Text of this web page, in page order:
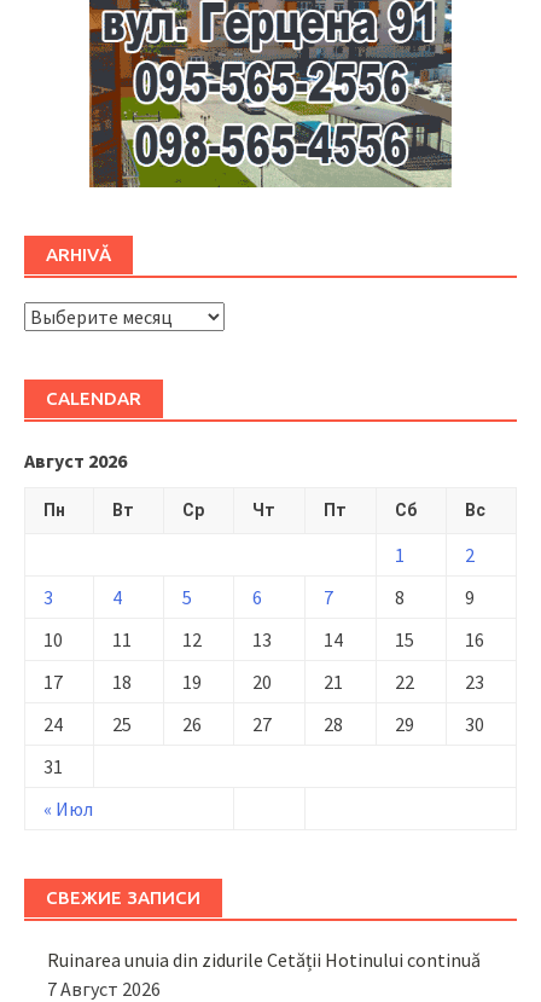
ARHIVĂ
ARHIVĂ
CALENDAR
Август 2026
Пн Вт Ср Чт Пт Сб Вс
« Июл
1
2
3
4 5 6 7 8
9
10
11 12 13 14 15
16
17
18 19 20 21 22
23
24
25 26 27 28 29
30
31
СВЕЖИЕ ЗАПИСИ
Ruinarea unuia din zidurile Cetății Hotinului continuă
7 Август 2026